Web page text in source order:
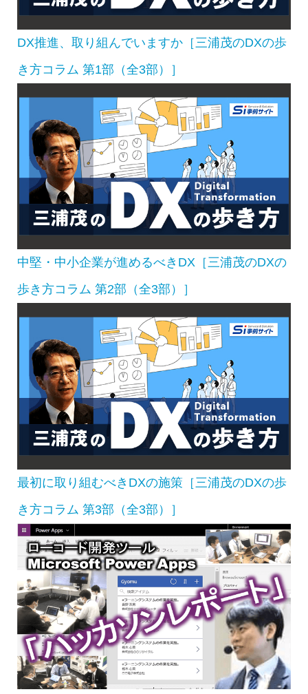
DX推進、取り組んでいますか［三浦茂のDXの歩
き方コラム 第1部（全3部）］
中堅・中小企業が進めるべきDX［三浦茂のDXの
歩き方コラム 第2部（全3部）］
最初に取り組むべきDXの施策［三浦茂のDXの歩
き方コラム 第3部（全3部）］